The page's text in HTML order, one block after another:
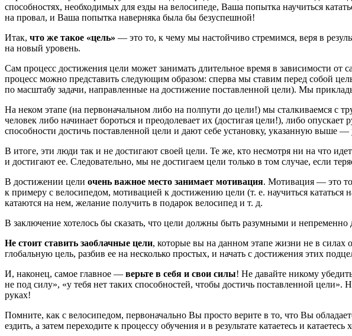
способностях, необходимых для езды на велосипеде, Ваша попытка научиться
на провал, и Ваша попытка наверняка была бы безуспешной!
Итак, что же такое «цель» — это то, к чему мы настойчиво стремимся, веря в
на новый уровень.
Сам процесс достижения цели может занимать длительное время в зависимости
процесс можно представить следующим образом: сперва мы ставим перед собой
по масштабу задачи, направленные на достижение поставленной цели). Мы
На неком этапе (на первоначальном либо на полпути до цели!) мы сталкиваемся с
человек либо начинает бороться и преодолевает их (достигая цели!), либо
способности достичь поставленной цели и дают себе установку, указанную выше —
В итоге, эти люди так и не достигают своей цели. Те же, кто несмотря ни на что
и достигают ее. Следовательно, мы не достигаем цели только в том случае, если
В достижении цели очень важное место занимает мотивация. Мотивация — это
к примеру с велосипедом, мотивацией к достижению цели (т. е. научиться
катаются на нем, желание получить в подарок велосипед и т. д.
В заключение хотелось бы сказать, что цели должны быть разумными и
Не стоит ставить заоблачные цели, которые вы на данном этапе жизни не в
глобальную цель, разбив ее на несколько простых, и начать с достижения этих
И, наконец, самое главное — верьте в себя и свои силы! Не давайте никому
не под силу», «у тебя нет таких способностей, чтобы достичь поставленной
руках!
Помните, как с велосипедом, первоначально Вы просто верите в то, что Вы
ездить, а затем переходите к процессу обучения и в результате катаетесь и